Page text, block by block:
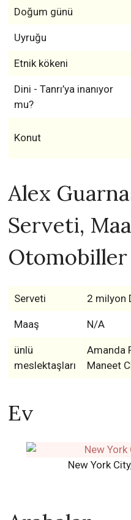
Doğum günü
Uyruğu
Etnik kökeni
Dini - Tanrı’ya inanıyor
mu?
Konut
Alex
Serveti,
Otomobiller
Serveti 2 milyon
Maaş N/A
ünlü
meslektaşları
Amanda
Maneet
Ev
New York